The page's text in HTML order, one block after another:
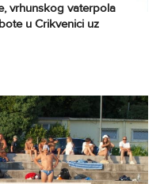
vrhunskog vaterpola
u Crikvenici uz